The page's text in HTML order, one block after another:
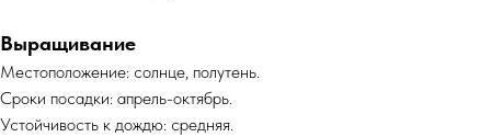
Выращивание
Местоположение: солнце, полутень.
Сроки посадки: апрель-октябрь.
Устойчивость к дождю: средняя.